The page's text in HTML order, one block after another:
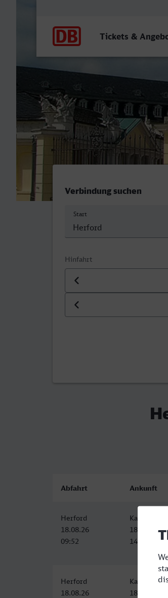
Tickets &
Herford -
Verbindung suchen
Start
Hinfahrt
Datum der Hinfahrt
Uhrzeit der Hinfahrt
Abfahrt Ankunft
Herford
18.08.26
09:52
Karlsruhe
18.08.26
14:59
Herford
18.08.26
Karlsruhe
18.08.26